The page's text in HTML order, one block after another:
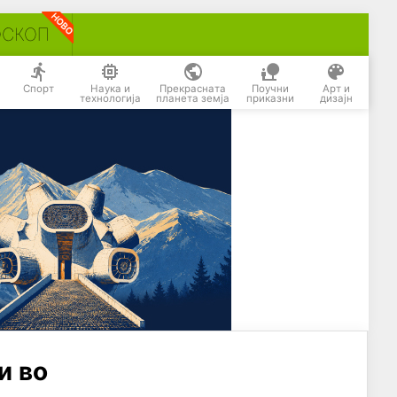
Спорт Наука и
технологија
Прекрасната
планета земја
Поучни
приказни
Арт и
дизајн
во